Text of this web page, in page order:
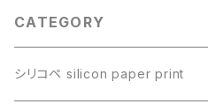
CATEGORY
シリコペ silicon paper print